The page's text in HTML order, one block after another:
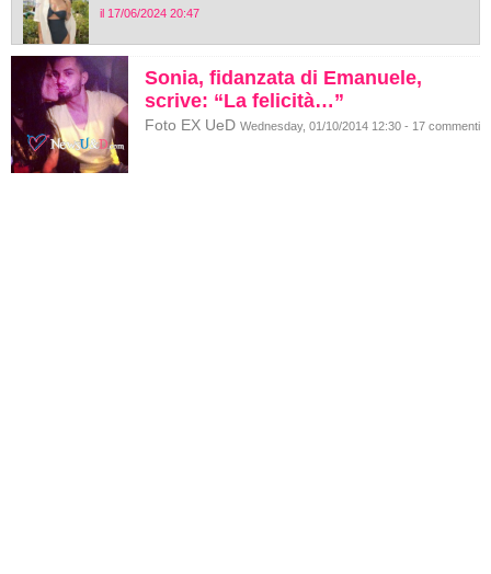
il 17/06/2024 20:47
Sonia, fidanzata di Emanuele,
scrive: “La felicità…”
Foto EX UeD Wednesday, 01/10/2014 12:30 - 17 commenti